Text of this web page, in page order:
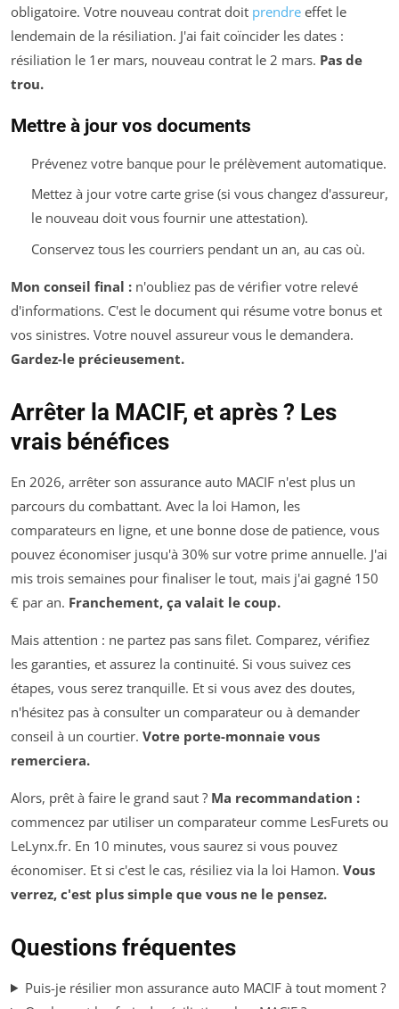
obligatoire. Votre nouveau contrat doit prendre effet le
lendemain de la résiliation. J'ai fait coïncider les dates :
résiliation le 1er mars, nouveau contrat le 2 mars. Pas de
trou.
Mettre à jour vos documents
Prévenez votre banque pour le prélèvement automatique.
Mettez à jour votre carte grise (si vous changez d'assureur,
le nouveau doit vous fournir une attestation).
Conservez tous les courriers pendant un an, au cas où.
Mon conseil final : n'oubliez pas de vérifier votre relevé
d'informations. C'est le document qui résume votre bonus et
vos sinistres. Votre nouvel assureur vous le demandera.
Gardez-le précieusement.
Arrêter la MACIF, et après ? Les
vrais bénéfices
En 2026, arrêter son assurance auto MACIF n'est plus un
parcours du combattant. Avec la loi Hamon, les
comparateurs en ligne, et une bonne dose de patience, vous
pouvez économiser jusqu'à 30% sur votre prime annuelle. J'ai
mis trois semaines pour finaliser le tout, mais j'ai gagné 150
€ par an. Franchement, ça valait le coup.
Mais attention : ne partez pas sans filet. Comparez, vérifiez
les garanties, et assurez la continuité. Si vous suivez ces
étapes, vous serez tranquille. Et si vous avez des doutes,
n'hésitez pas à consulter un comparateur ou à demander
conseil à un courtier. Votre porte-monnaie vous
remerciera.
Alors, prêt à faire le grand saut ? Ma recommandation :
commencez par utiliser un comparateur comme LesFurets ou
LeLynx.fr. En 10 minutes, vous saurez si vous pouvez
économiser. Et si c'est le cas, résiliez via la loi Hamon. Vous
verrez, c'est plus simple que vous ne le pensez.
Questions fréquentes
Puis-je résilier mon assurance auto MACIF à tout moment ?